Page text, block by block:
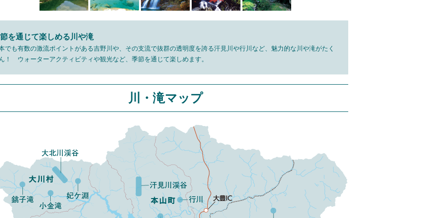
を通じて楽しめる川や滝
でも有数の激流ポイントがある吉野川や、その支流で抜群の透明度を誇る汗見川や行川など、魅力的な川や滝がたく
！ ウォーターアクティビティや観光など、季節を通じて楽しめます。
川・滝マップ